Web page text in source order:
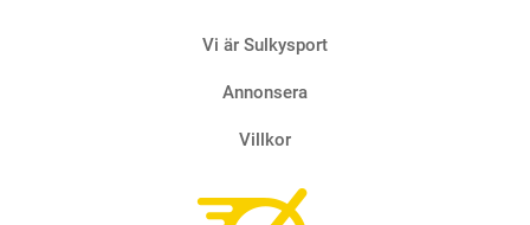
Vi är Sulkysport
Annonsera
Villkor